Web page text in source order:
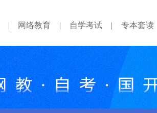
| 网络教育 | 自学考试 | 专本套读